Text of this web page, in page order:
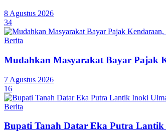
8 Agustus 2026
34
Berita
Mudahkan Masyarakat Bayar Pajak
7 Agustus 2026
16
Berita
Bupati Tanah Datar Eka Putra